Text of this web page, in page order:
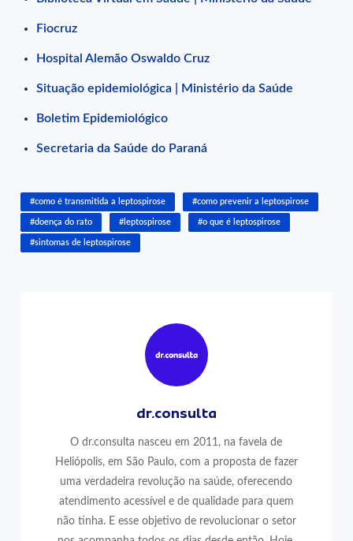
Fiocruz
Hospital Alemão Oswaldo Cruz
Situação epidemiológica | Ministério da Saúde
Boletim Epidemiológico
Secretaria da Saúde do Paraná
#como é transmitida a leptospirose #como prevenir a leptospirose
#doença do rato #leptospirose #o que é leptospirose
#sintomas de leptospirose
dr.consulta
O dr.consulta nasceu em 2011, na favela de
Heliópolis, em São Paulo, com a proposta de fazer
uma verdadeira revolução na saúde, oferecendo
atendimento acessível e de qualidade para quem
não tinha. E esse objetivo de revolucionar o setor